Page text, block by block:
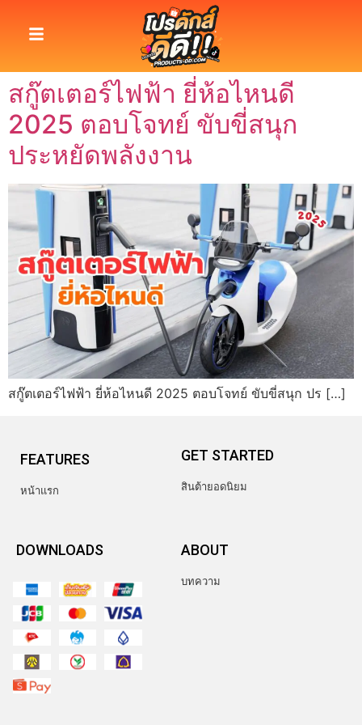
สกู๊ตเตอร์ไฟฟ้า ยี่ห้อไหนดี
2025 ตอบโจทย์ ขับขี่สนุก
ประหยัดพลังงาน
สกู๊ตเตอร์ไฟฟ้า ยี่ห้อไหนดี 2025 ตอบโจทย์ ขับขี่สนุก ปร […]
FEATURES
หน้าแรก
GET STARTED
สินต้ายอดนิยม
DOWNLOADS ABOUT
บทความ